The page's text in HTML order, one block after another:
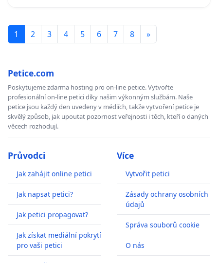
1 2 3 4 5 6 7 8 »
Petice.com
Poskytujeme zdarma hosting pro on-line petice. Vytvořte
profesionální on-line petici díky našim výkonným službám. Naše
petice jsou každý den uvedeny v médiích, takže vytvoření petice je
skvělý způsob, jak upoutat pozornost veřejnosti i těch, kteří o daných
věcech rozhodují.
Průvodci
Jak zahájit online petici
Jak napsat petici?
Jak petici propagovat?
Jak získat mediální pokrytí
pro vaši petici
Více
Vytvořit petici
Zásady ochrany osobních
údajů
Správa souborů cookie
O nás